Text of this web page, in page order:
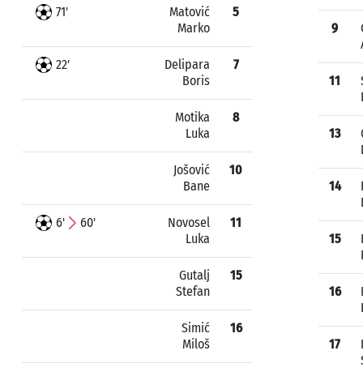
71'
Matović
Marko
5
22'
Delipara
Boris
7
Motika
Luka
8
Jošović
Bane
10
6' 60'
Novosel
Luka
11
Gutalj
Stefan
15
Simić
Miloš
16
9
11
13
14
15
16
17